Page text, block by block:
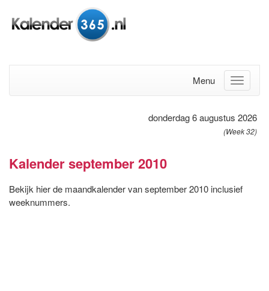
Menu
donderdag 6 augustus 2026
(Week 32)
Kalender september 2010
Bekijk hier de maandkalender van september 2010 inclusief
weeknummers.